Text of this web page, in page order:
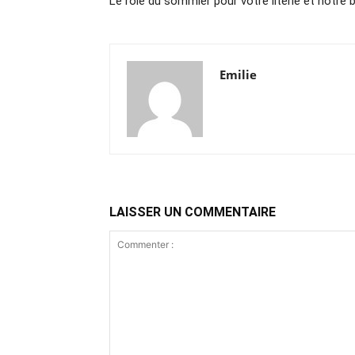
Emilie
LAISSER UN COMMENTAIRE